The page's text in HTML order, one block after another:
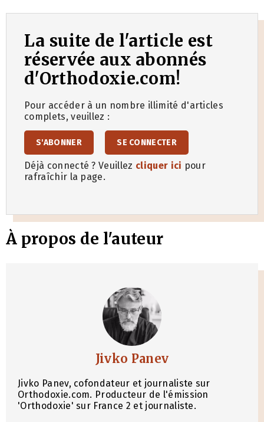
La suite de l'article est
réservée aux abonnés
d'Orthodoxie.com!
Pour accéder à un nombre illimité d'articles
complets, veuillez :
S'ABONNER SE CONNECTER
Déjà connecté ? Veuillez cliquer ici pour
rafraîchir la page.
À propos de l'auteur
Jivko Panev
Jivko Panev, cofondateur et journaliste sur
Orthodoxie.com. Producteur de l'émission
'Orthodoxie' sur France 2 et journaliste.